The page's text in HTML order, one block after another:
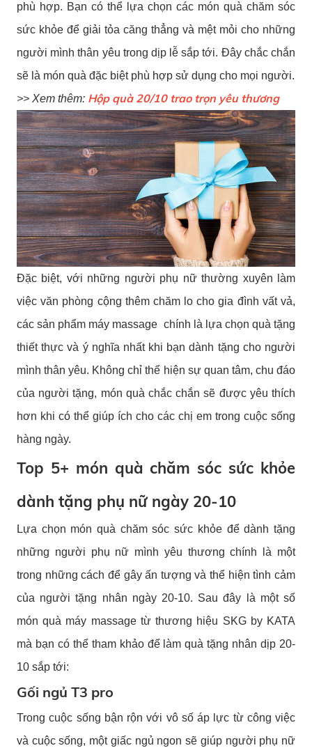
phù hợp. Bạn có thể lựa chọn các món quà chăm sóc
sức khỏe để giải tỏa căng thẳng và mệt mỏi cho những
người mình thân yêu trong dịp lễ sắp tới. Đây chắc chắn
sẽ là món quà đặc biệt phù hợp sử dụng cho mọi người.
>> Xem thêm: Hộp quà 20/10 trao trọn yêu thương
Đặc biệt, với những người phụ nữ thường xuyên làm
việc văn phòng cộng thêm chăm lo cho gia đình vất vả,
các sản phẩm máy massage chính là lựa chọn quà tặng
thiết thực và ý nghĩa nhất khi bạn dành tặng cho người
mình thân yêu. Không chỉ thể hiện sự quan tâm, chu đáo
của người tặng, món quà chắc chắn sẽ được yêu thích
hơn khi có thể giúp ích cho các chị em trong cuộc sống
hàng ngày.
Top 5+ món quà chăm sóc sức khỏe
dành tặng phụ nữ ngày 20-10
Lựa chọn món quà chăm sóc sức khỏe để dành tặng
những người phụ nữ mình yêu thương chính là một
trong những cách để gây ấn tượng và thể hiện tình cảm
của người tặng nhân ngày 20-10. Sau đây là một số
món quà máy massage từ thương hiệu SKG by KATA
mà bạn có thể tham khảo để làm quà tặng nhân dịp 20-
10 sắp tới:
Gối ngủ T3 pro
Trong cuộc sống bận rộn với vô số áp lực từ công việc
và cuộc sống, một giấc ngủ ngon sẽ giúp người phụ nữ